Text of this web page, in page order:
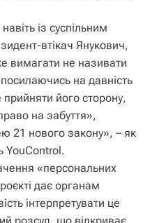
із суспільним
втікач Янукович,
вимагати не називати
на давність
його сторону,
на забуття»,
21 нового закону», – як
YouControl.
«персональних
дає органам
інтерпретувати це